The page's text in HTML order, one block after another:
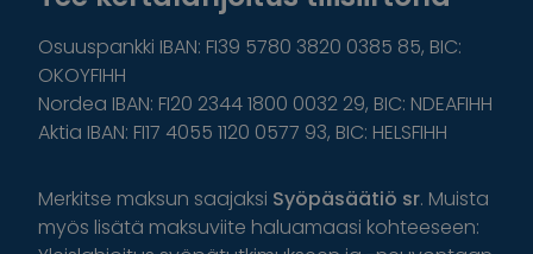
Osuuspankki IBAN: FI39 5780 3820 0385 85, BIC:
OKOYFIHH
Nordea IBAN: FI20 2344 1800 0032 29, BIC: NDEAFIHH
Aktia IBAN: FI17 4055 1120 0577 93, BIC: HELSFIHH
Merkitse maksun saajaksi Syöpäsäätiö sr. Muista
myös lisätä maksuviite haluamaasi kohteeseen: